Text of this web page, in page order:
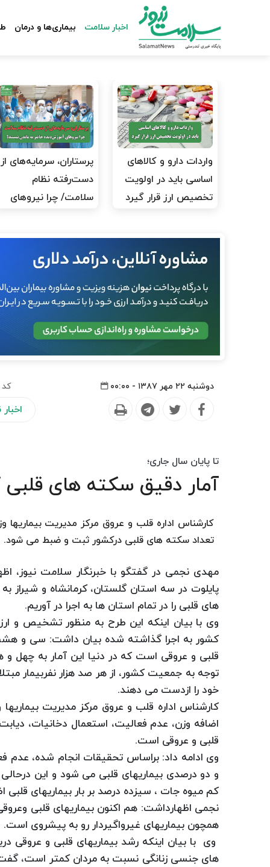
اخبار سلامت بیماری‌ها و درمان
واردات دارو و کالاهای
اساسی باید در اولویت
تخصیص ارز قرار گیرد
پرستاران، سرمایه‌های از
دست‌رفته نظام
سلامت/ چرا نیروهای
دوشنبه ۲۲ مهر ۱۳۸۷ - ۰۰:۰۰
تا پایان سال جاری؛
آمار دقیق سکته های
کارشناس اداره قلب و عروق مرکز مدیریت
تعداد سکته های قلبی درکشور ثبت و ضبط می شود.
مهدی نجمی در گفتگو با خبرنگار سلامت
پایلوت در سه استان گلستان، کرمانشاه و شیراز
های قلبی را در تمام استان ها به اجرا در آوریم.
وی با بیان اینکه این طرح به منظور تشخیص و
کشور به اجرا گذاشته شده بیان داشت: سی و
قلبی و عروقی است که در دنیا این آمار به
توجه به جمعیت کشور، از هر صد هزار نفربیمار
خود را ازدست می دهند.
کارشناس اداره قلب و عروق مرکز مدیریت
اضافه وزن، عدم فعالیت، استعمال دخانیات،
قلبی و عروقی است.
وی ادامه داد: براساس تحقیقات انجام شده،
و دو درصدی بیماریهای قلبی می شود و این
کم میوه جات ، سیزده درصد بر بار بیماریهای قلبی
نجمی اظهارداشت: هم اکنون بیماریهای قلبی
همچون بیماریهای غیرواگیردار رو به پیشروی است.
وی با بیان اینکه رشد بیماریهای قلبی و عروقی
های جنسی زنانگی نسبت به مردان کمتر است، گفت